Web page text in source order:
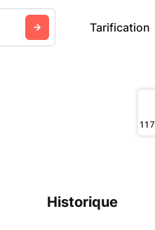
Tarification
117
Historique